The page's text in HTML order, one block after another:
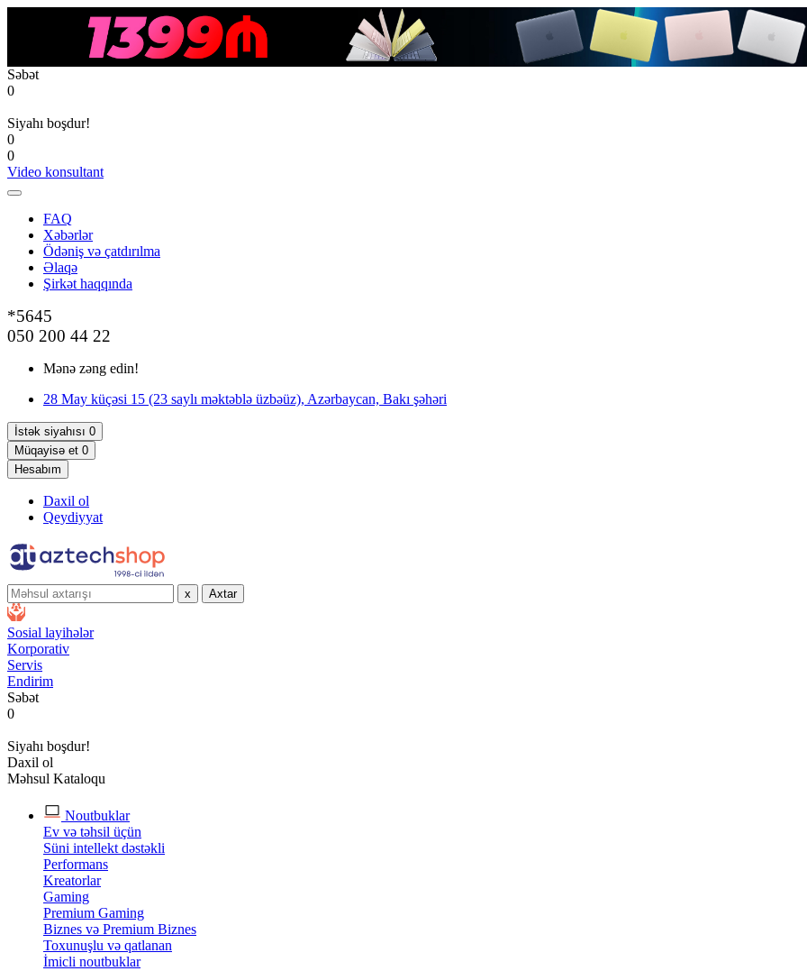
Səbət
0
Siyahı boşdur!
0
0
Video konsultant
FAQ
Xəbərlər
Ödəniş və çatdırılma
Əlaqə
Şirkət haqqında
*5645
050 200 44 22
Mənə zəng edin!
28 May küçəsi 15 (23 saylı məktəblə üzbəüz), Azərbaycan, Bakı şəhəri
İstək siyahısı 0
Müqayisə et 0
Hesabım
Daxil ol
Qeydiyyat
x Axtar
Sosial layihələr
Korporativ
Servis
Endirim
Səbət
0
Siyahı boşdur!
Daxil ol
Məhsul Kataloqu
Noutbuklar
Ev və təhsil üçün
Süni intellekt dəstəkli
Performans
Kreatorlar
Gaming
Premium Gaming
Biznes və Premium Biznes
Toxunuşlu və qatlanan
İmicli noutbuklar